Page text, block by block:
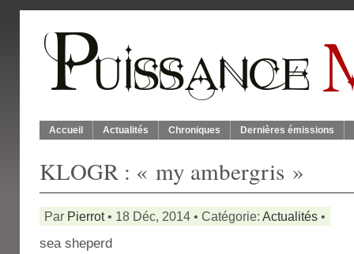
Accueil Actualités Chroniques Dernières émissions
KLOGR : « my ambergris »
Par Pierrot• 18 Déc, 2014 • Catégorie: Actualités •
sea sheperd